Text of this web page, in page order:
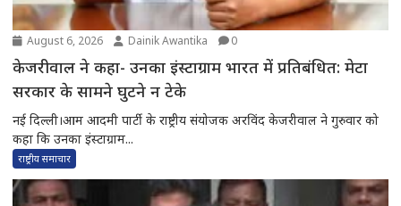
August 6, 2026 Dainik Awantika 0
केजरीवाल ने कहा- उनका इंस्टाग्राम भारत में प्रतिबंधित: मेटा
सरकार के सामने घुटने न टेके
नई दिल्ली।आम आदमी पार्टी के राष्ट्रीय संयोजक अरविंद केजरीवाल ने गुरुवार को
कहा कि उनका इंस्टाग्राम...
राष्ट्रीय समाचार